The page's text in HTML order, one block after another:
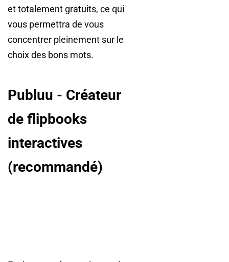
et totalement gratuits, ce qui
vous permettra de vous
concentrer pleinement sur le
choix des bons mots.
Publuu - Créateur
de flipbooks
interactives
(recommandé)